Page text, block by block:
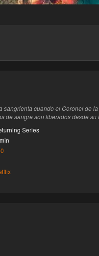
cuando el Coronel de
de sangre son liberados desde
Series